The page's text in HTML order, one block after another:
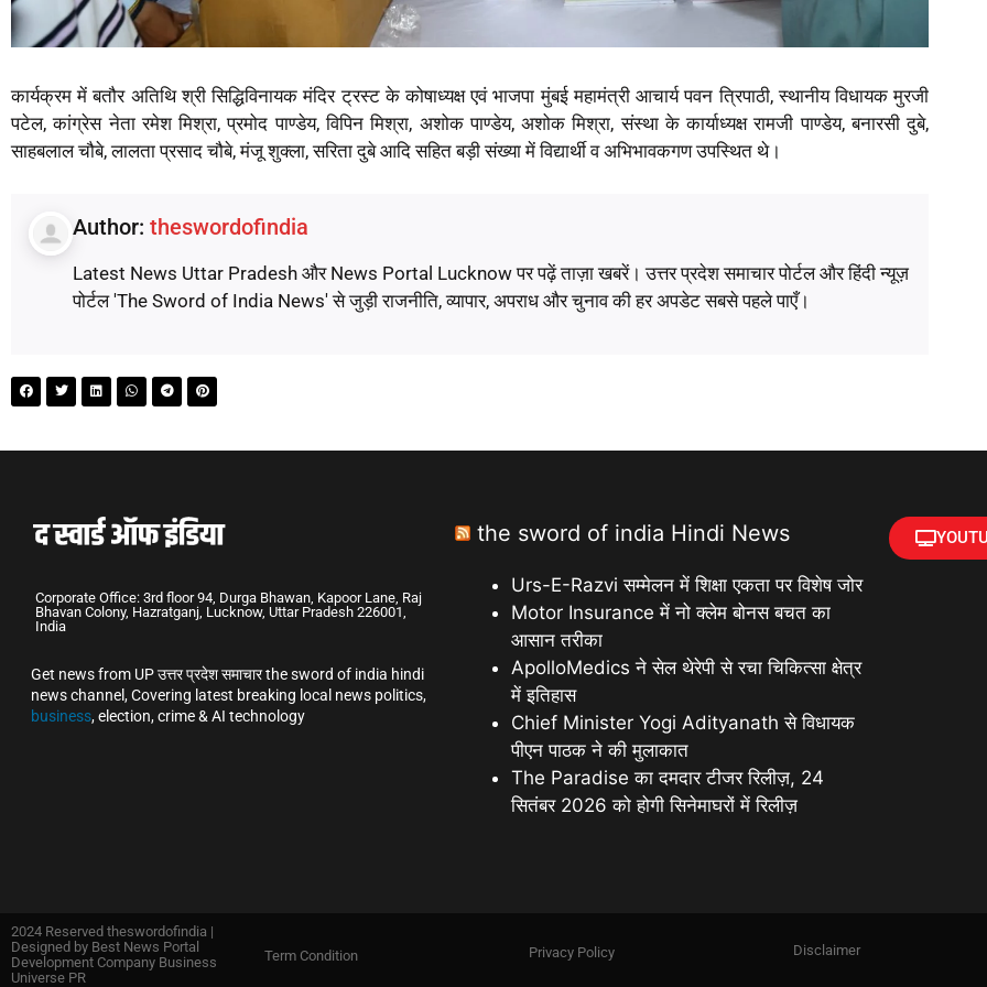
कार्यक्रम में बतौर अतिथि श्री सिद्धिविनायक मंदिर ट्रस्ट के कोषाध्यक्ष एवं भाजपा मुंबई महामंत्री आचार्य पवन त्रिपाठी, स्थानीय विधायक मुरजी
पटेल, कांग्रेस नेता रमेश मिश्रा, प्रमोद पाण्डेय, विपिन मिश्रा, अशोक पाण्डेय, अशोक मिश्रा, संस्था के कार्याध्यक्ष रामजी पाण्डेय, बनारसी दुबे,
साहबलाल चौबे, लालता प्रसाद चौबे, मंजू शुक्ला, सरिता दुबे आदि सहित बड़ी संख्या में विद्यार्थी व अभिभावकगण उपस्थित थे।
Author:theswordofindia
Latest News Uttar Pradesh और News Portal Lucknow पर पढ़ें ताज़ा खबरें। उत्तर प्रदेश समाचार पोर्टल और हिंदी न्यूज़
पोर्टल 'The Sword of India News' से जुड़ी राजनीति, व्यापार, अपराध और चुनाव की हर अपडेट सबसे पहले पाएँ।
Corporate Office: 3rd floor 94, Durga Bhawan, Kapoor Lane, Raj
Bhavan Colony, Hazratganj, Lucknow, Uttar Pradesh 226001,
India
Get news from UP उत्तर प्रदेश समाचार the sword of india hindi
news channel, Covering latest breaking local news politics,
business, election, crime & AI technology
the sword of india Hindi News
Urs-E-Razvi सम्मेलन में शिक्षा एकता पर विशेष जोर
Motor Insurance में नो क्लेम बोनस बचत का
आसान तरीका
ApolloMedics ने सेल थेरेपी से रचा चिकित्सा क्षेत्र
में इतिहास
Chief Minister Yogi Adityanath से विधायक
पीएन पाठक ने की मुलाकात
The Paradise का दमदार टीजर रिलीज़, 24
सितंबर 2026 को होगी सिनेमाघरों में रिलीज़
2024 Reserved theswordofindia |
Designed by Best News Portal
Development Company Business
Universe PR
Term Condition Privacy Policy Disclaimer